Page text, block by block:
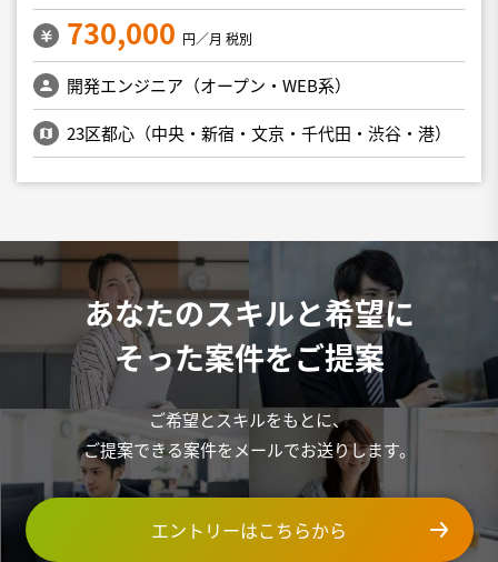
730,000 円／月 税別
開発エンジニア（オープン・WEB系）
23区都心（中央・新宿・文京・千代田・渋谷・港）
あなたのスキルと希望に
そった案件をご提案
ご希望とスキルをもとに、
ご提案できる案件をメールでお送りします。
エントリーはこちらから